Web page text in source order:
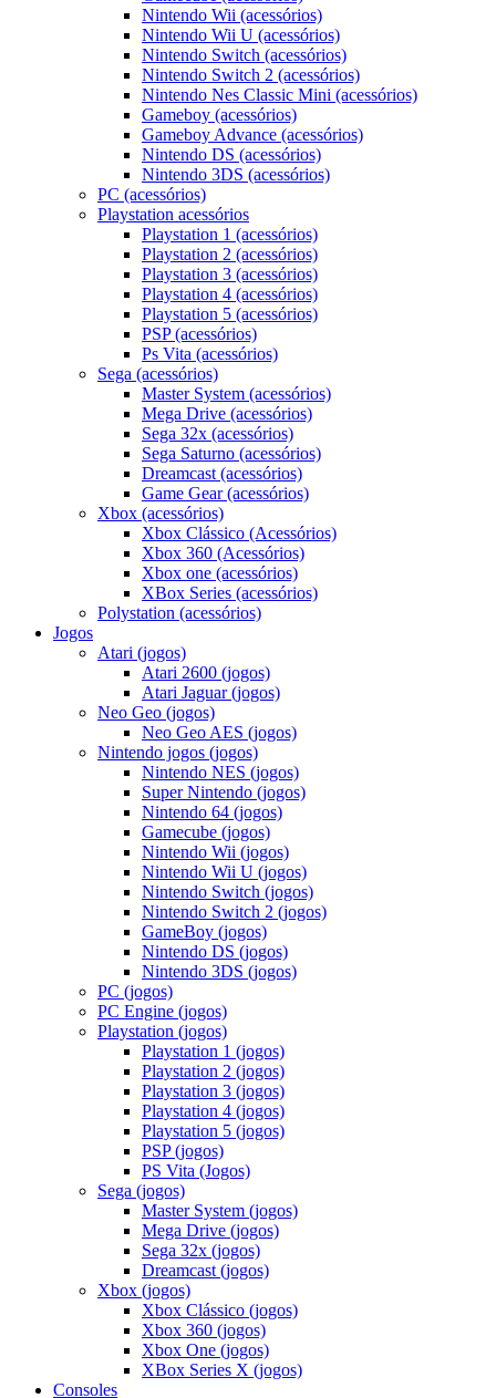
Nintendo Wii (acessórios)
Nintendo Wii U (acessórios)
Nintendo Switch (acessórios)
Nintendo Switch 2 (acessórios)
Nintendo Nes Classic Mini (acessórios)
Gameboy (acessórios)
Gameboy Advance (acessórios)
Nintendo DS (acessórios)
Nintendo 3DS (acessórios)
PC (acessórios)
Playstation acessórios
Playstation 1 (acessórios)
Playstation 2 (acessórios)
Playstation 3 (acessórios)
Playstation 4 (acessórios)
Playstation 5 (acessórios)
PSP (acessórios)
Ps Vita (acessórios)
Sega (acessórios)
Master System (acessórios)
Mega Drive (acessórios)
Sega 32x (acessórios)
Sega Saturno (acessórios)
Dreamcast (acessórios)
Game Gear (acessórios)
Xbox (acessórios)
Xbox Clássico (Acessórios)
Xbox 360 (Acessórios)
Xbox one (acessórios)
XBox Series (acessórios)
Polystation (acessórios)
Jogos
Atari (jogos)
Atari 2600 (jogos)
Atari Jaguar (jogos)
Neo Geo (jogos)
Neo Geo AES (jogos)
Nintendo jogos (jogos)
Nintendo NES (jogos)
Super Nintendo (jogos)
Nintendo 64 (jogos)
Gamecube (jogos)
Nintendo Wii (jogos)
Nintendo Wii U (jogos)
Nintendo Switch (jogos)
Nintendo Switch 2 (jogos)
GameBoy (jogos)
Nintendo DS (jogos)
Nintendo 3DS (jogos)
PC (jogos)
PC Engine (jogos)
Playstation (jogos)
Playstation 1 (jogos)
Playstation 2 (jogos)
Playstation 3 (jogos)
Playstation 4 (jogos)
Playstation 5 (jogos)
PSP (jogos)
PS Vita (Jogos)
Sega (jogos)
Master System (jogos)
Mega Drive (jogos)
Sega 32x (jogos)
Dreamcast (jogos)
Xbox (jogos)
Xbox Clássico (jogos)
Xbox 360 (jogos)
Xbox One (jogos)
XBox Series X (jogos)
Consoles